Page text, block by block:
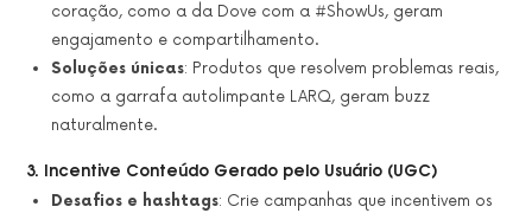
coração, como a da Dove com a #ShowUs, geram
engajamento e compartilhamento.
Soluções únicas: Produtos que resolvem problemas reais,
como a garrafa autolimpante LARQ, geram buzz
naturalmente.
3. Incentive Conteúdo Gerado pelo Usuário (UGC)
Desafios e hashtags: Crie campanhas que incentivem os